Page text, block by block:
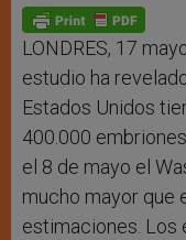
p
p
g
e
r
o
k
LONDRES, 17
estudio ha
Estados Unidos
400.000
el 8 de mayo el
mucho mayor que
estimaciones. Los